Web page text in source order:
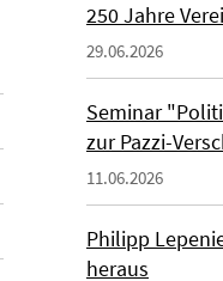
250 Jahre
29.06.2026
Seminar
zur Pazzi-
11.06.2026
Philipp
heraus